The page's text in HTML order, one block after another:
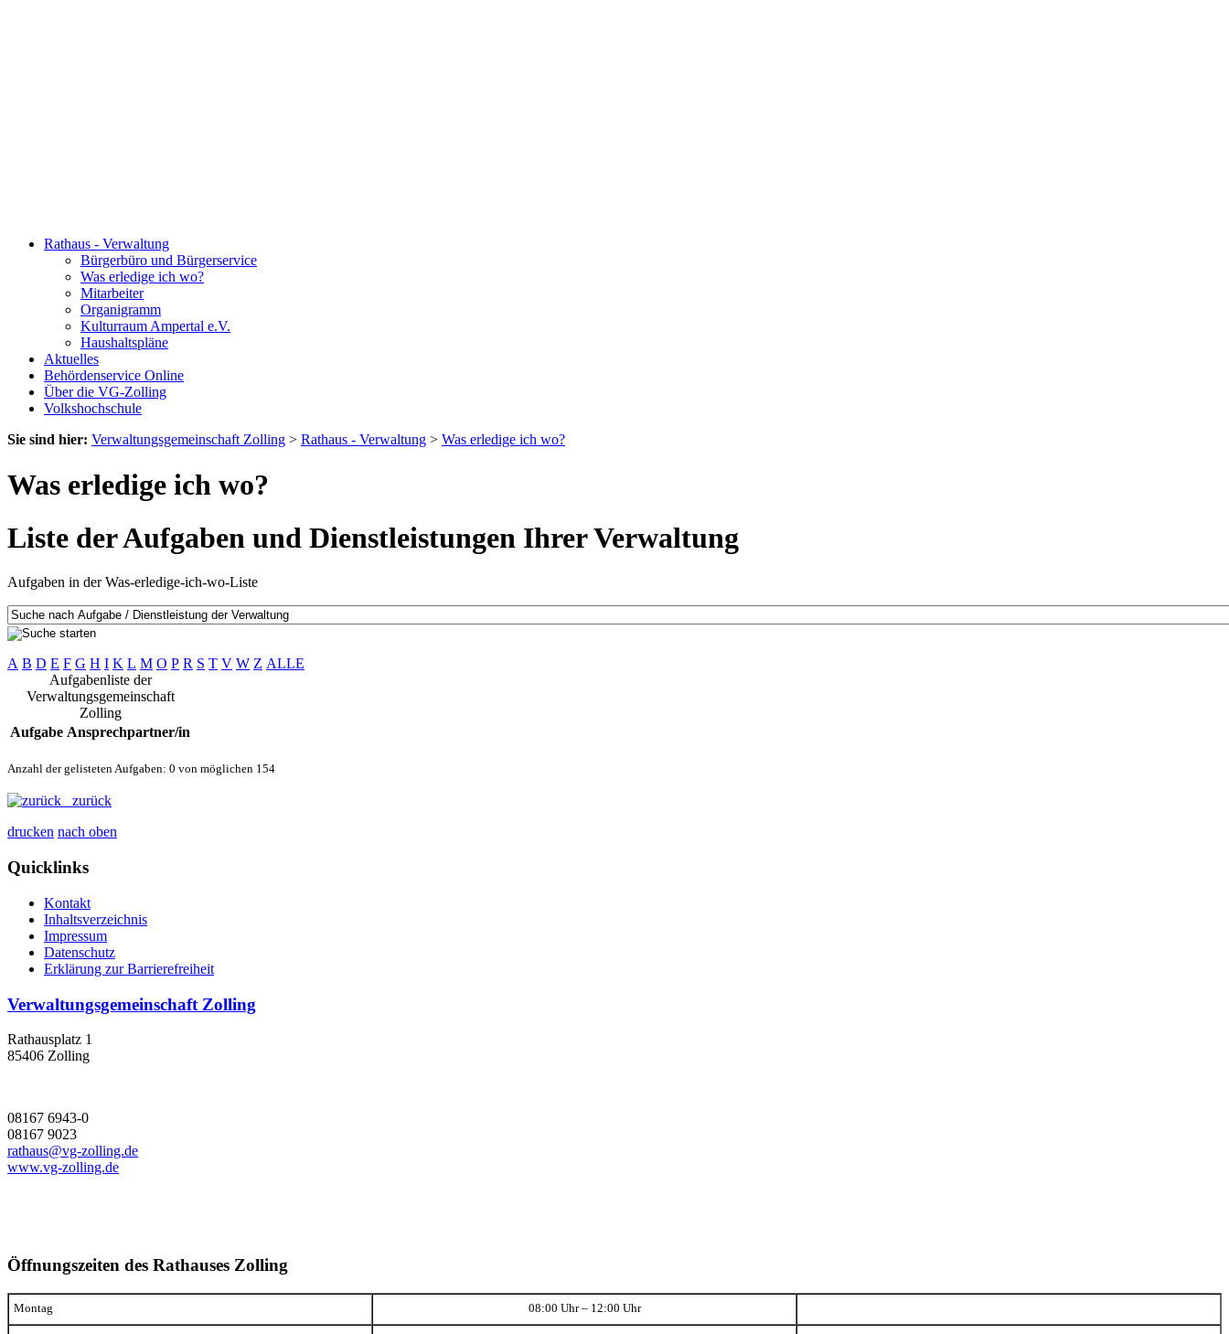
Rathaus - Verwaltung
Bürgerbüro und Bürgerservice
Was erledige ich wo?
Mitarbeiter
Organigramm
Kulturraum Ampertal e.V.
Haushaltspläne
Aktuelles
Behördenservice Online
Über die VG-Zolling
Volkshochschule
Sie sind hier: Verwaltungsgemeinschaft Zolling > Rathaus - Verwaltung > Was erledige ich wo?
Was erledige ich wo?
Liste der Aufgaben und Dienstleistungen Ihrer Verwaltung
Aufgaben in der Was-erledige-ich-wo-Liste
A B D E F G H I K L M O P R S T V W Z ALLE
Aufgabenliste der
Verwaltungsgemeinschaft
Zolling
Aufgabe Ansprechpartner/in
Anzahl der gelisteten Aufgaben: 0 von möglichen 154
zurück
drucken nach oben
Quicklinks
Kontakt
Inhaltsverzeichnis
Impressum
Datenschutz
Erklärung zur Barrierefreiheit
Verwaltungsgemeinschaft Zolling
Rathausplatz 1
85406 Zolling
08167 6943-0
08167 9023
rathaus@vg-zolling.de
www.vg-zolling.de
Öffnungszeiten des Rathauses Zolling
Montag 08:00 Uhr – 12:00 Uhr